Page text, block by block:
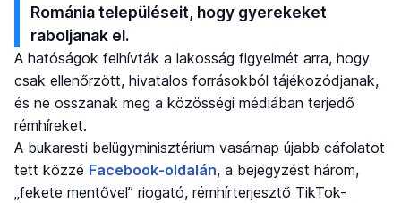
Románia településeit, hogy gyerekeket
raboljanak el.
A hatóságok felhívták a lakosság figyelmét arra, hogy
csak ellenőrzött, hivatalos forrásokból tájékozódjanak,
és ne osszanak meg a közösségi médiában terjedő
rémhíreket.
A bukaresti belügyminisztérium vasárnap újabb cáfolatot
tett közzé Facebook-oldalán, a bejegyzést három,
„fekete mentővel” riogató, rémhírterjesztő TikTok-